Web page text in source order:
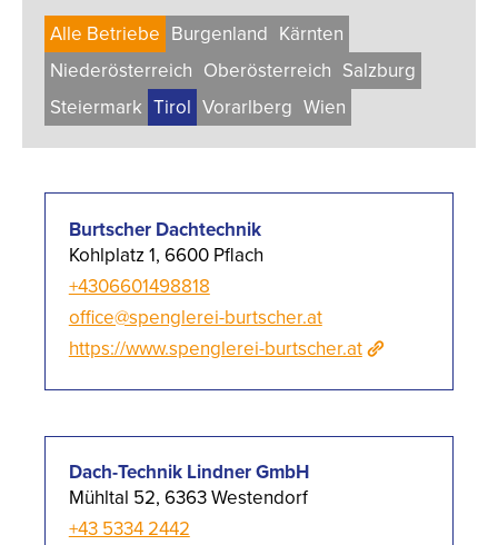
Alle Betriebe Burgen­land Kärnten
Nieder­österreich Ober­österreich Salzburg
Steier­mark Tirol Vorarl­berg Wien
Burtscher Dachtechnik
Kohlplatz 1, 6600 Pflach
+4306601498818
office@spenglerei-burtscher.at
https://www.spenglerei-burtscher.at
Dach-Technik Lindner GmbH
Mühltal 52, 6363 Westendorf
+43 5334 2442